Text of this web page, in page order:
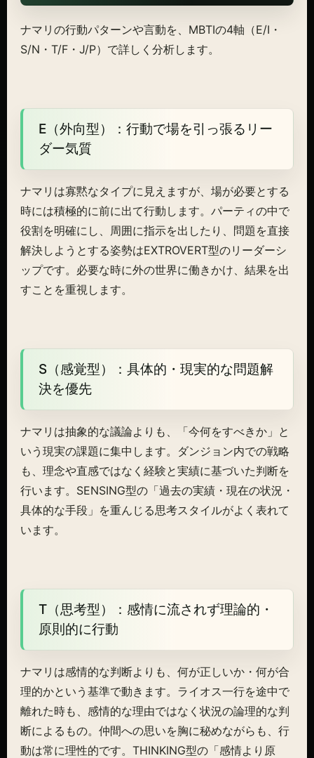
ナマリの行動パターンや言動を、MBTIの4軸（E/I・
S/N・T/F・J/P）で詳しく分析します。
E（外向型）：行動で場を引っ張るリー
ダー気質
ナマリは寡黙なタイプに見えますが、場が必要とする
時には積極的に前に出て行動します。パーティの中で
役割を明確にし、周囲に指示を出したり、問題を直接
解決しようとする姿勢はEXTROVERT型のリーダーシ
ップです。必要な時に外の世界に働きかけ、結果を出
すことを重視します。
S（感覚型）：具体的・現実的な問題解
決を優先
ナマリは抽象的な議論よりも、「今何をすべきか」と
いう現実の課題に集中します。ダンジョン内での戦略
も、理念や直感ではなく経験と実績に基づいた判断を
行います。SENSING型の「過去の実績・現在の状況・
具体的な手段」を重んじる思考スタイルがよく表れて
います。
T（思考型）：感情に流されず理論的・
原則的に行動
ナマリは感情的な判断よりも、何が正しいか・何が合
理的かという基準で動きます。ライオス一行を途中で
離れた時も、感情的な理由ではなく状況の論理的な判
断によるもの。仲間への思いを胸に秘めながらも、行
動は常に理性的です。THINKING型の「感情より原